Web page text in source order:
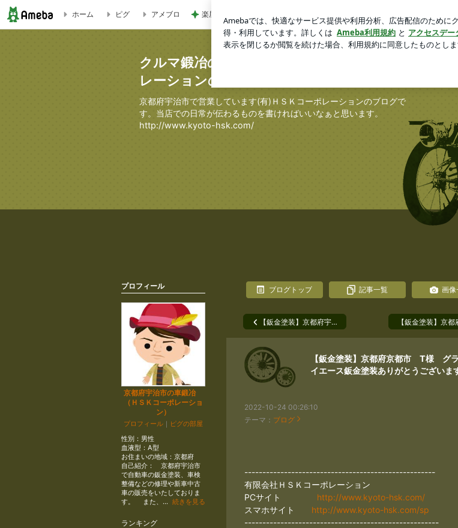
【鈑金塗装】京都府京都市 T様 グランドハイエース鈑金塗装ありがとうございます！ | クルマ鍛冶のト
ホーム ピグ アメブロ 楽屋帰りの人と乗ったエレベーター
クルマ鍛冶のトンカチ日記 ～ＨＳＫコーポ
レーションのブログ～
京都府宇治市で営業しています(有)ＨＳＫコーポレーションのブログで
す。当店での日常が伝わるものを書ければいいなぁと思います。
http://www.kyoto-hsk.com/
ブログトップ 記事一覧 画像
【鈑金塗装】京都府宇… 【鈑金塗装】京
【鈑金塗装】京都府京都市 T様 グ
イエース鈑金塗装ありがとうございま
2022-10-24 00:26:10
テーマ： ブログ
-----------------------------------------------------
有限会社ＨＳＫコーポレーション
PCサイト http://www.kyoto-hsk.com/
スマホサイト http://www.kyoto-hsk.com/sp
------------------------------------------------------
プロフィール
京都府宇治市の車鍛冶
（ＨＳＫコーポレーショ
ン）
プロフィール ｜ ピグの部屋
性別： 男性
血液型： A型
お住まいの地域： 京都府
自己紹介： 京都府宇治市
で自動車の鈑金塗装、車検
整備などの修理や新車中古
車の販売をいたしておりま
す。 また、... 続きを見る
ランキング